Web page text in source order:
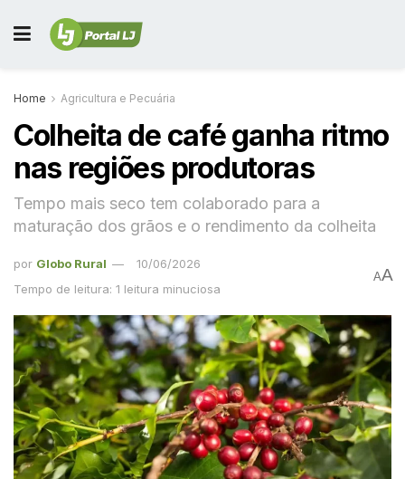
Home Agricultura e Pecuária
Colheita de café ganha ritmo
nas regiões produtoras
Tempo mais seco tem colaborado para a
maturação dos grãos e o rendimento da colheita
por Globo Rural
10/06/2026
Tempo de leitura: 1 leitura minuciosa
AA